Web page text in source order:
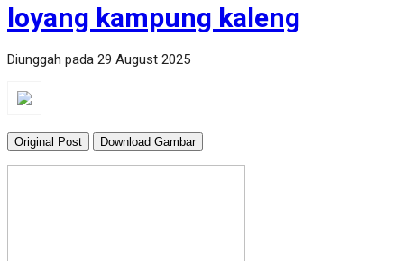
loyang kampung kaleng
Diunggah pada 29 August 2025
Original Post Download Gambar